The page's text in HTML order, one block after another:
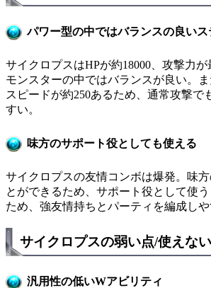
パワー型の中ではバランスの良いス
サイクロプスはHPが約18000、攻撃力が
モンスターの中ではバランスが良い。
スピードが約250あるため、通常攻撃で
すい。
味方のサポート役としても使える
サイクロプスの友情コンボは爆発。味
とができるため、サポート役として使
ため、強友情持ちとパーティを編成しや
サイクロプスの弱い点/使えな
汎用性の低いWアビリティ